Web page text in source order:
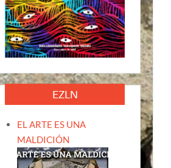
EZLN
EL ARTE ES UNA
MALDICIÓN